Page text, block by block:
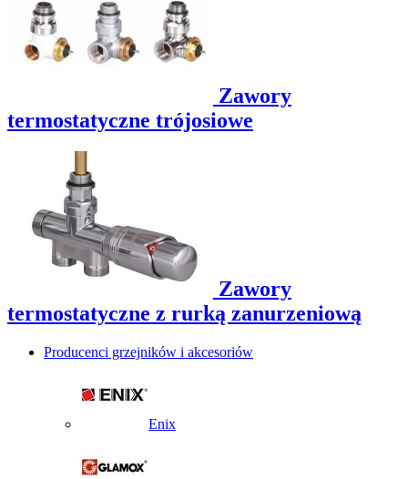
Zawory
termostatyczne trójosiowe
Zawory
termostatyczne z rurką zanurzeniową
Producenci grzejników i akcesoriów
Enix